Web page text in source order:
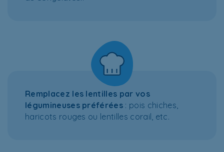
Remplacez les lentilles par vos
légumineuses préférées : pois chiches,
haricots rouges ou lentilles corail, etc.